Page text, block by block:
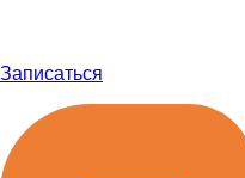
Записаться